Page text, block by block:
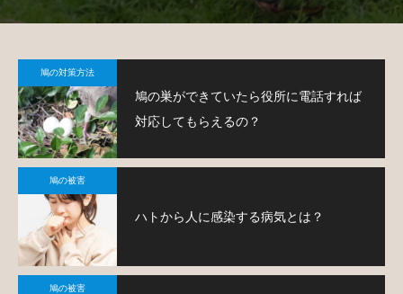
鳩の侵入を防ぐという装置です。
鳩の対策方法
鳩の巣ができていたら役所に電話すれば
対応してもらえるの？
鳩の被害
ハトから人に感染する病気とは？
鳩の被害